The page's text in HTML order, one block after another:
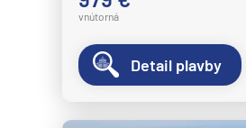
vnútorná
Detail plavby